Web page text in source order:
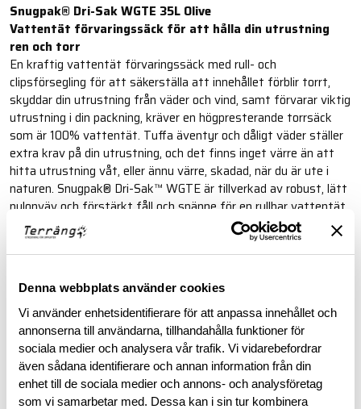
Denna webbplats använder cookies
Vi använder enhetsidentifierare för att anpassa innehållet och
annonserna till användarna, tillhandahålla funktioner för
sociala medier och analysera vår trafik. Vi vidarebefordrar
även sådana identifierare och annan information från din
enhet till de sociala medier och annons- och analysföretag
som vi samarbetar med. Dessa kan i sin tur kombinera
Snugpak® Dri-Sak WGTE 35L Olive
Vattentät förvaringssäck för att hålla din utrustning
ren och torr
En kraftig vattentät förvaringssäck med rull- och
clipsförsegling för att säkerställa att innehållet förblir torrt,
skyddar din utrustning från väder och vind, samt förvarar viktig
utrustning i din packning, kräver en högpresterande torrsäck
som är 100% vattentät. Tuffa äventyr och dåligt väder ställer
extra krav på din utrustning, och det finns inget värre än att
hitta utrustning våt, eller ännu värre, skadad, när du är ute i
naturen. Snugpak® Dri-Sak™ WGTE är tillverkad av robust, lätt
nylonväv och förstärkt fåll och spänne för en rullbar vattentät
inneslutning.
Läs mer
FINNS I FÖLJANDE FÄRGER